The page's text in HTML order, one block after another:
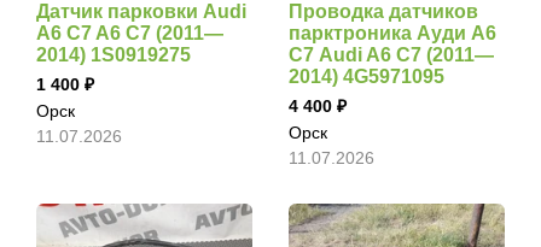
Датчик парковки Audi
A6 C7 A6 C7 (2011—
2014) 1S0919275
1 400
Орск
11.07.2026
Проводка датчиков
парктроника Ауди А6
С7 Audi A6 C7 (2011—
2014) 4G5971095
4 400
Орск
11.07.2026